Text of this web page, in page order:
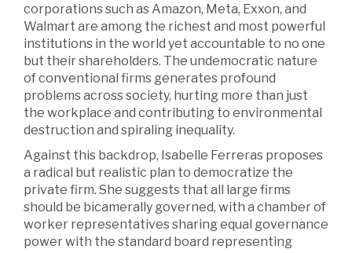
corporations such as Amazon, Meta, Exxon, and
Walmart are among the richest and most powerful
institutions in the world yet accountable to no one
but their shareholders. The undemocratic nature
of conventional firms generates profound
problems across society, hurting more than just
the workplace and contributing to environmental
destruction and spiraling inequality.
Against this backdrop, Isabelle Ferreras proposes
a radical but realistic plan to democratize the
private firm. She suggests that all large firms
should be bicamerally governed, with a chamber of
worker representatives sharing equal governance
power with the standard board representing